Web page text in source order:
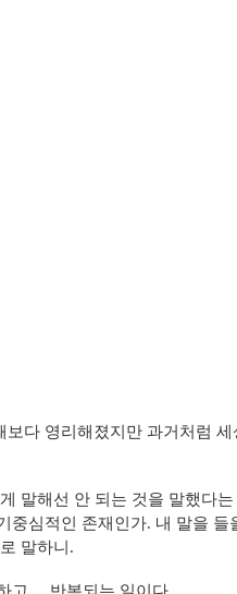
다 영리해졌지만 과거처럼 세
말해선 안 되는 것을 말했다는
중심적인 존재인가. 내 말을 들
말하니.